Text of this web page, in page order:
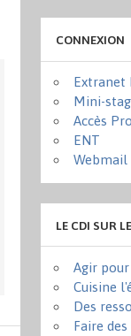
CONNEXION
Extranet
Mini-
Accès
ENT
Webmail
LE CDI SUR
Agir
Cuisine
Des
Faire